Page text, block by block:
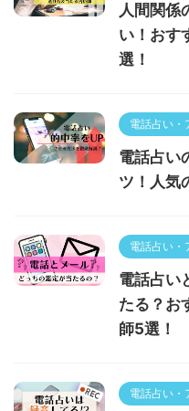
人間関係
い！おす
選！
電話占い・
電話占い
ツ！人気
電話占い・
電話占い
たる？お
師5選！
電話占い・